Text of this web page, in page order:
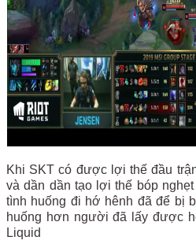
Khi SKT có được lợi thế đầu
và dần dần tạo lợi thế bóp
tình huống đi hớ hênh đã để bị
huống hơn người đã lấy được
Liquid